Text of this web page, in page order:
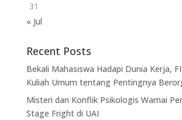
31
« Jul
Recent Posts
Bekali Mahasiswa Hadapi Dunia Kerja,
Kuliah Umum tentang Pentingnya
Misteri dan Konflik Psikologis Warnai
Stage Fright di UAI